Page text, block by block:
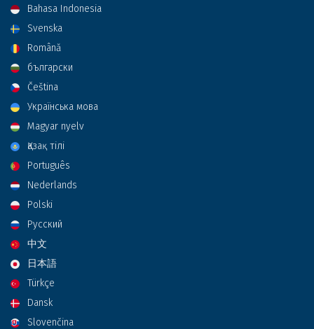
Bahasa Indonesia
Svenska
Română
български
Čeština
Українська мова
Magyar nyelv
Қазақ тілі
Português
Nederlands
Polski
Русский
中文
日本語
Türkçe
Dansk
Slovenčina